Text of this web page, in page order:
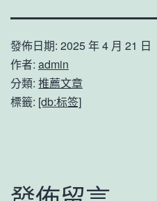
發佈日期: 2025 年 4 月 21 日
作者: admin
分類: 推薦文章
標籤: [db:标签]